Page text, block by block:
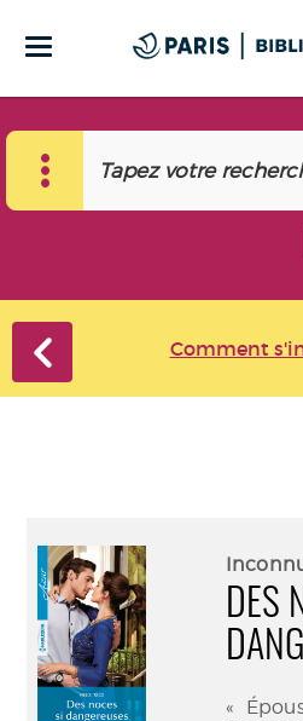
Comment
DES
«